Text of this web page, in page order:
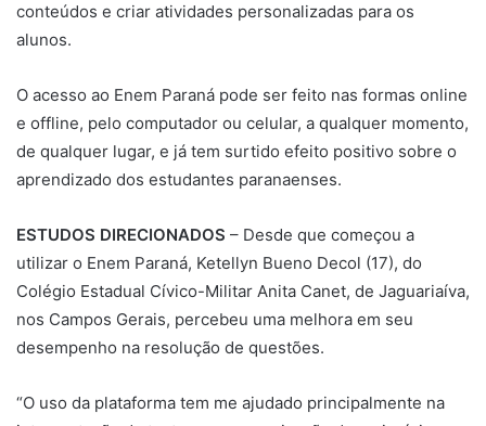
conteúdos e criar atividades personalizadas para os
alunos.
O acesso ao Enem Paraná pode ser feito nas formas online
e offline, pelo computador ou celular, a qualquer momento,
de qualquer lugar, e já tem surtido efeito positivo sobre o
aprendizado dos estudantes paranaenses.
ESTUDOS DIRECIONADOS – Desde que começou a
utilizar o Enem Paraná, Ketellyn Bueno Decol (17), do
Colégio Estadual Cívico-Militar Anita Canet, de Jaguariaíva,
nos Campos Gerais, percebeu uma melhora em seu
desempenho na resolução de questões.
“O uso da plataforma tem me ajudado principalmente na